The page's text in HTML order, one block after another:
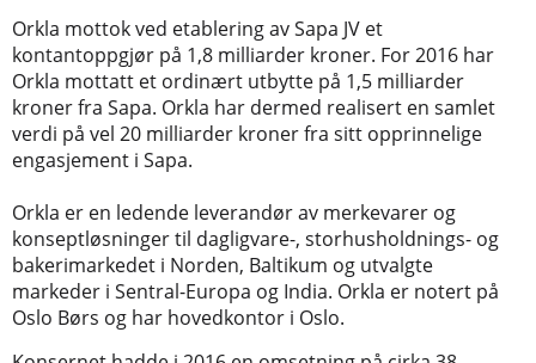
Orkla mottok ved etablering av Sapa JV et
kontantoppgjør på 1,8 milliarder kroner. For 2016 har
Orkla mottatt et ordinært utbytte på 1,5 milliarder
kroner fra Sapa. Orkla har dermed realisert en samlet
verdi på vel 20 milliarder kroner fra sitt opprinnelige
engasjement i Sapa.
Orkla er en ledende leverandør av merkevarer og
konseptløsninger til dagligvare-, storhusholdnings- og
bakerimarkedet i Norden, Baltikum og utvalgte
markeder i Sentral-Europa og India. Orkla er notert på
Oslo Børs og har hovedkontor i Oslo.